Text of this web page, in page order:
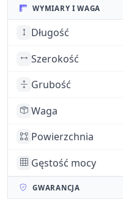
WYMIARY I WAGA
Długość
Szerokość
Grubość
Waga
Powierzchnia
Gęstość mocy
GWARANCJA